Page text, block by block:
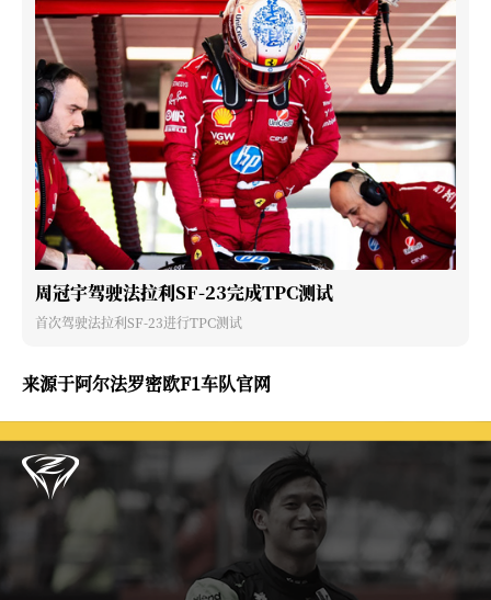
周冠宇驾驶法拉利SF-23完成TPC测试
首次驾驶法拉利SF-23进行TPC测试
来源于阿尔法罗密欧F1车队官网